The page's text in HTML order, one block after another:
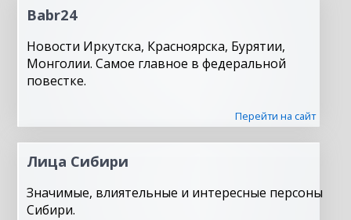
Babr24
Новости Иркутска, Красноярска, Бурятии,
Монголии. Самое главное в федеральной
повестке.
Перейти на сайт
Лица Сибири
Значимые, влиятельные и интересные персоны
Сибири.